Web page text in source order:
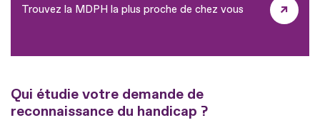
Trouvez la MDPH la plus proche de chez vous
Qui étudie votre demande de
reconnaissance du handicap ?